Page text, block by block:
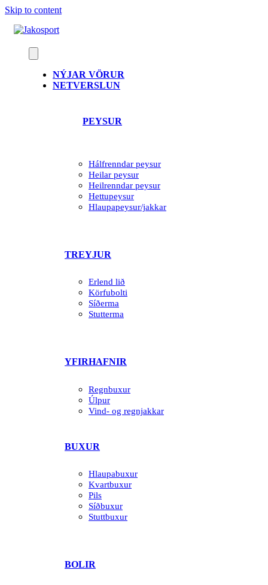
Skip to content
NÝJAR VÖRUR
NETVERSLUN
PEYSUR
Hálfrenndar peysur
Heilar peysur
Heilrenndar peysur
Hettupeysur
Hlaupapeysur/jakkar
TREYJUR
Erlend lið
Körfubolti
Síðerma
Stutterma
YFIRHAFNIR
Regnbuxur
Úlpur
Vind- og regnjakkar
BUXUR
Hlaupabuxur
Kvartbuxur
Pils
Síðbuxur
Stuttbuxur
BOLIR